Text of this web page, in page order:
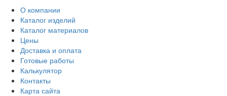
О компании
Каталог изделий
Каталог материалов
Цены
Доставка и оплата
Готовые работы
Калькулятор
Контакты
Карта сайта